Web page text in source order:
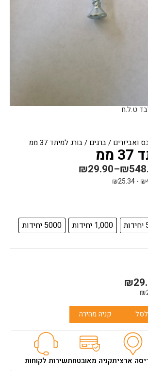
ואביזרים /ברגים / בורג למיתד 37 ממ
₪29.90–₪
₪
-
₪25.34
1,000 יחידות 5000 יחידות
₪
₪
קניה מהירה
ארציתקניה מאובטחתשירות לקוחות
ט.ל.ח